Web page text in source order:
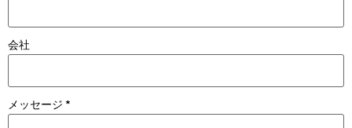
会社
メッセージ *